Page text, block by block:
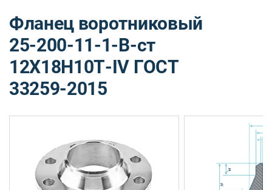
Фланец воротниковый
25-200-11-1-B-ст
12Х18Н10Т-IV ГОСТ
33259-2015